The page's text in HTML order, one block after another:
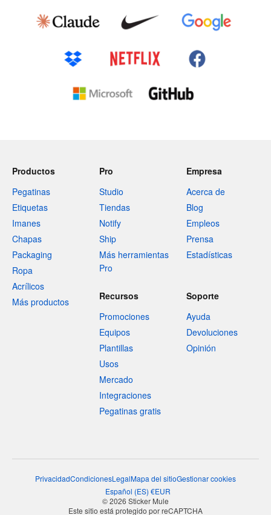
Productos
Pegatinas
Etiquetas
Imanes
Chapas
Packaging
Ropa
Acrílicos
Más productos
Pro
Studio
Tiendas
Notify
Ship
Más herramientas
Pro
Empresa
Acerca de
Blog
Empleos
Prensa
Estadísticas
Recursos
Promociones
Equipos
Plantillas
Usos
Mercado
Integraciones
Pegatinas gratis
Soporte
Ayuda
Devoluciones
Opinión
PrivacidadCondicionesLegalMapa del sitioGestionar cookies
Español (ES) €EUR
© 2026 Sticker Mule
Este sitio está protegido por reCAPTCHA